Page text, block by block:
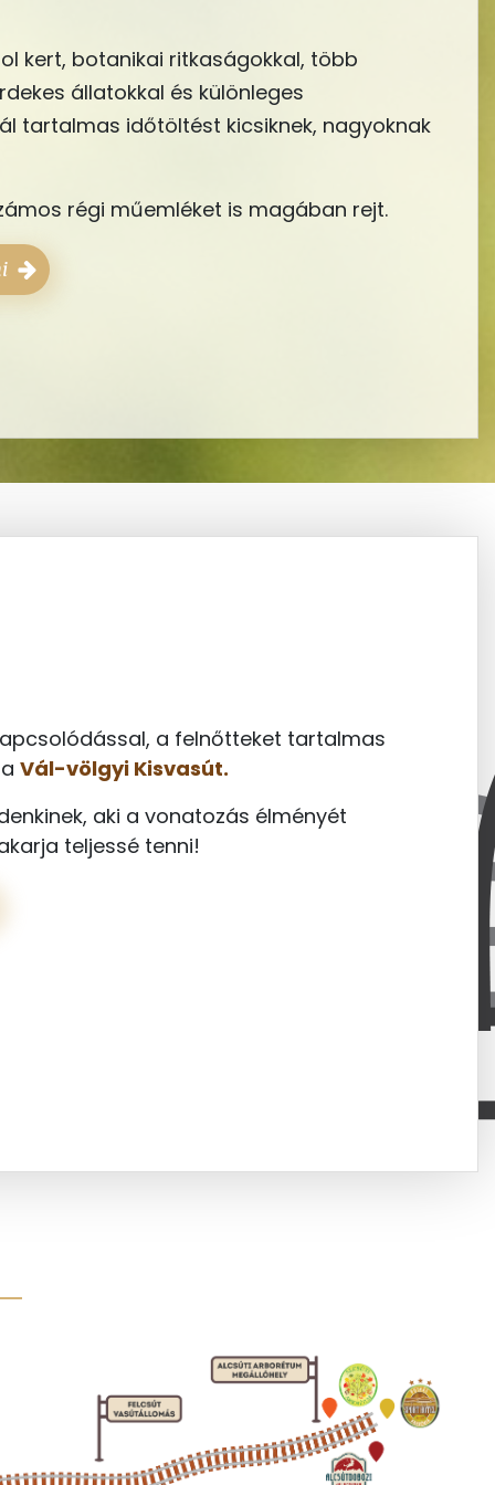
kert, botanikai ritkaságokkal, több
állatokkal és különleges
tartalmas időtöltést kicsiknek, nagyoknak
régi műemléket is magában rejt.
a felnőtteket tartalmas
Vál-völgyi Kisvasút.
aki a vonatozás élményét
teljessé tenni!